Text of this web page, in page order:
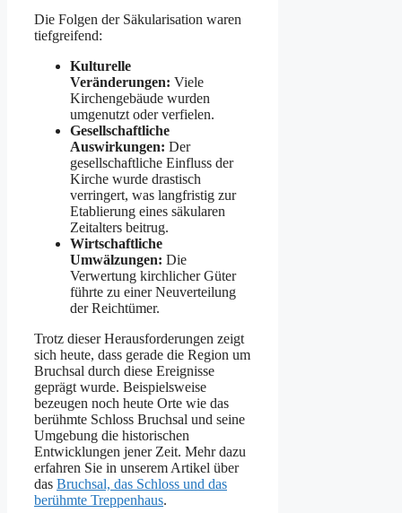
Die Folgen der Säkularisation waren
tiefgreifend:
Kulturelle
Veränderungen: Viele
Kirchengebäude wurden
umgenutzt oder verfielen.
Gesellschaftliche
Auswirkungen: Der
gesellschaftliche Einfluss der
Kirche wurde drastisch
verringert, was langfristig zur
Etablierung eines säkularen
Zeitalters beitrug.
Wirtschaftliche
Umwälzungen: Die
Verwertung kirchlicher Güter
führte zu einer Neuverteilung
der Reichtümer.
Trotz dieser Herausforderungen zeigt
sich heute, dass gerade die Region um
Bruchsal durch diese Ereignisse
geprägt wurde. Beispielsweise
bezeugen noch heute Orte wie das
berühmte Schloss Bruchsal und seine
Umgebung die historischen
Entwicklungen jener Zeit. Mehr dazu
erfahren Sie in unserem Artikel über
das Bruchsal, das Schloss und das
berühmte Treppenhaus.